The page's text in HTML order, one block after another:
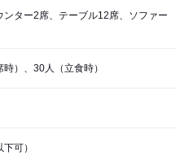
ンター2席、テーブル12席、ソファー
）、30人（立食時）
可）